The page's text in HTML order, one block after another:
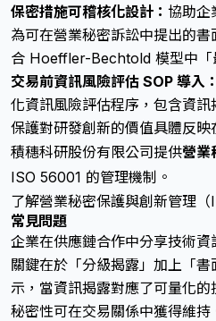
保密措施可稽核化設計： 協助企
為可在營業秘密訴訟中提出的書
合 Hoeffler-Bechtold 模型中「
交易前資訊風險評估 SOP 導入：
化資訊風險評估程序，包含資
保護對研發創新的價值具體反映
積穗科研股份有限公司提供營業
ISO 56001 的管理機制。
了解營業秘密保護與創新管理
常見問題
企業在供應鏈合作中分享技術
關鍵在於「分級揭露」加上「
示，當資訊揭露對應了可量化
秘密性可在交易關係中獲得維持